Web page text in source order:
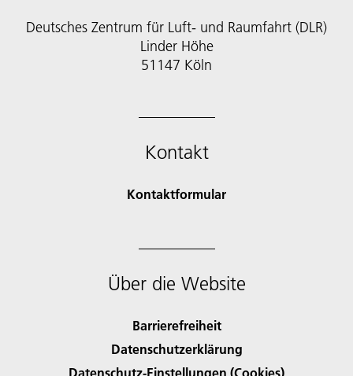
Deutsches Zentrum für Luft- und Raumfahrt (DLR)
Linder Höhe
51147 Köln
Kontakt
Kontaktformular
Über die Website
Barrierefreiheit
Datenschutzerklärung
Datenschutz-Einstellungen (Cookies)